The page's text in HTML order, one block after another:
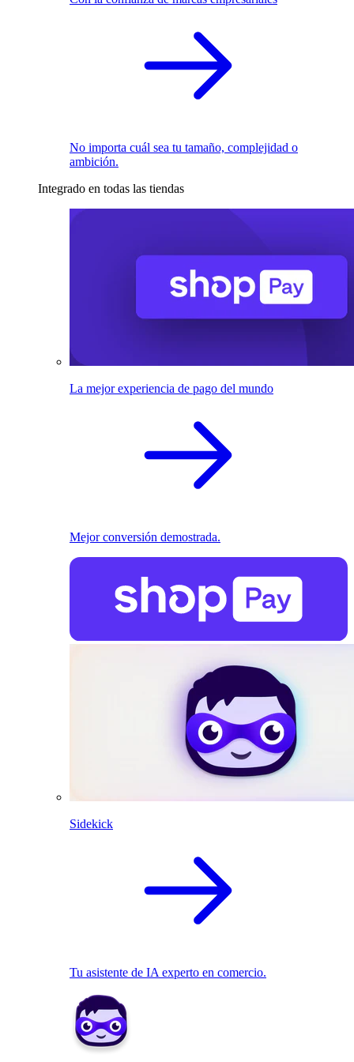
No importa cuál sea tu tamaño, complejidad o
ambición.
Integrado en todas las tiendas
La mejor experiencia de pago del mundo
Mejor conversión demostrada.
Sidekick
Tu asistente de IA experto en comercio.